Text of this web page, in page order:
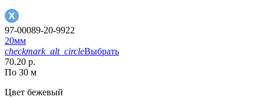
97-00089-20-9922
20мм
checkmark_alt_circleВыбрать
70.20 р.
По 30 м
Цвет бежевый